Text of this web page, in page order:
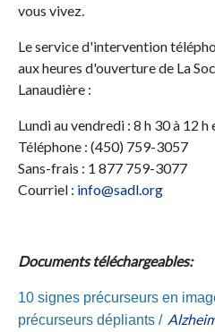
vous vivez.
Le service d'intervention
aux heures d'ouverture de La
Lanaudière :
Lundi au vendredi : 8 h 30 à 12 h
Téléphone : (450) 759-3057
Sans-frais : 1 877 759-3077
Courriel : info@sadl.org
Documents téléchargeables:
10 signes précurseurs en
précurseurs dépliants /